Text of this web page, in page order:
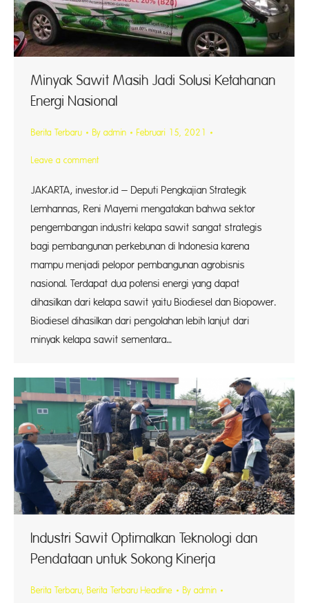
Minyak Sawit Masih Jadi Solusi Ketahanan
Energi Nasional
Berita Terbaru By admin Februari 15, 2021
Leave a comment
JAKARTA, investor.id – Deputi Pengkajian Strategik
Lemhannas, Reni Mayemi mengatakan bahwa sektor
pengembangan industri kelapa sawit sangat strategis
bagi pembangunan perkebunan di Indonesia karena
mampu menjadi pelopor pembangunan agrobisnis
nasional. Terdapat dua potensi energi yang dapat
dihasilkan dari kelapa sawit yaitu Biodiesel dan Biopower.
Biodiesel dihasilkan dari pengolahan lebih lanjut dari
minyak kelapa sawit sementara…
Industri Sawit Optimalkan Teknologi dan
Pendataan untuk Sokong Kinerja
Berita Terbaru, Berita Terbaru Headline By admin